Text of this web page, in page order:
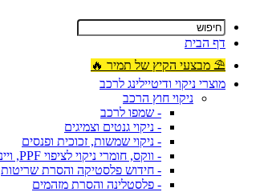
דף הבית
⛱ מבצעי הקיץ של תמיר 🔥
מוצרי ניקוי ודיטיילינג לרכב
ניקוי חוץ הרכב
- שמפו לרכב
- ניקוי גנטים וצמיגים
- ניקוי שמשות, זכוכית ופנסים
- ווקס, חומרי ניקוי לציפוי PPF, וייניל וצבע מט
- חידוש פלסטיקה והסרת שריטות
- פלסטלינה והסרת מזהמים